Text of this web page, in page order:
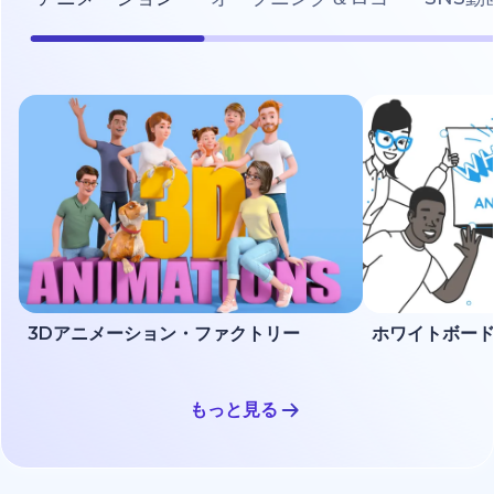
3Dアニメーション・ファクトリー
もっと見る